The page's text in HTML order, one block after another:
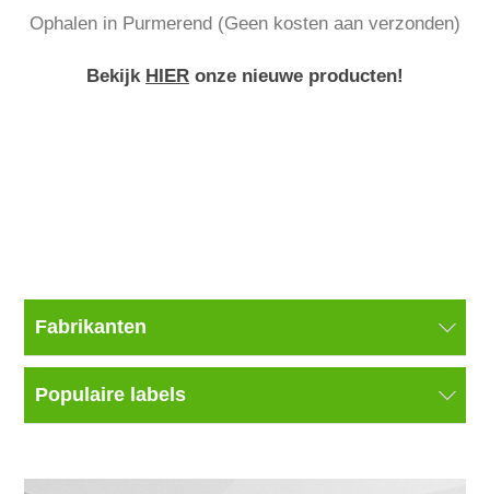
Ophalen in Purmerend (Geen kosten aan verzonden)
Bekijk HIER onze nieuwe producten!
Fabrikanten
Populaire labels